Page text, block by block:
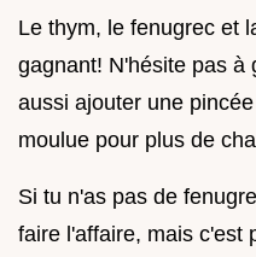
Le thym, le fenugrec et
gagnant! N'hésite pas à
aussi ajouter une
moulue pour plus de
Si tu n'as pas de
faire l'affaire, mais c'est